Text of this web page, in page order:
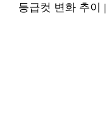
등급컷 변화 추이